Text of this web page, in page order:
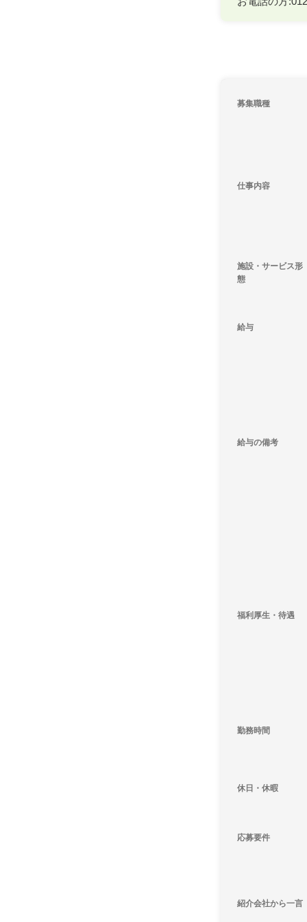
募集職種
仕事内容
施設・サービス形
態
給与
給与の備考
福利厚生・待遇
勤務時間
休日・休暇
応募要件
紹介会社から一言